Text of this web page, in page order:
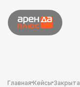
Главная Кейсы